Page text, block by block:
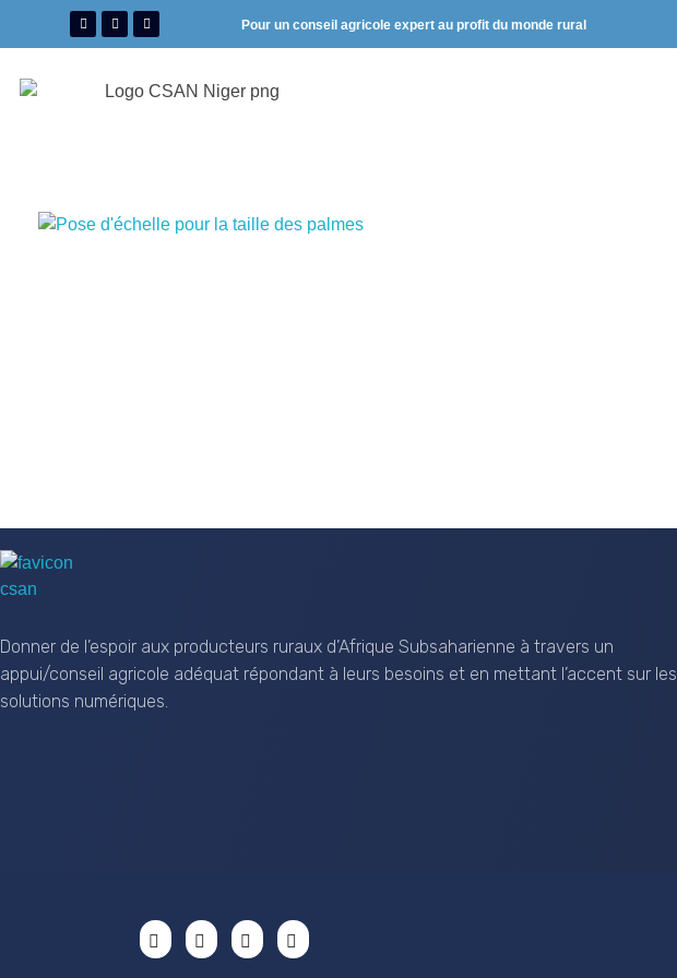
Pour un conseil agricole expert au profit du monde rural
Donner de l’espoir aux producteurs ruraux d’Afrique Subsaharienne à travers un
appui/conseil agricole adéquat répondant à leurs besoins et en mettant l’accent sur les
solutions numériques.